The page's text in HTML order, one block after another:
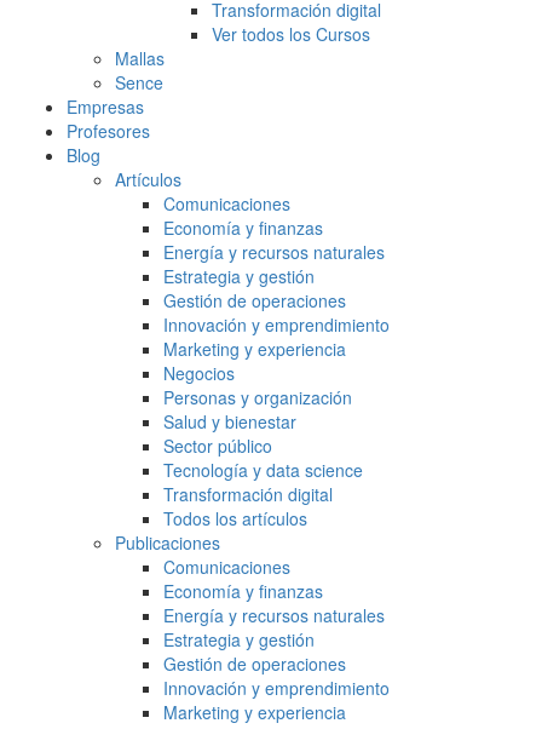
Transformación digital
Ver todos los Cursos
Mallas
Sence
Empresas
Profesores
Blog
Artículos
Comunicaciones
Economía y finanzas
Energía y recursos naturales
Estrategia y gestión
Gestión de operaciones
Innovación y emprendimiento
Marketing y experiencia
Negocios
Personas y organización
Salud y bienestar
Sector público
Tecnología y data science
Transformación digital
Todos los artículos
Publicaciones
Comunicaciones
Economía y finanzas
Energía y recursos naturales
Estrategia y gestión
Gestión de operaciones
Innovación y emprendimiento
Marketing y experiencia